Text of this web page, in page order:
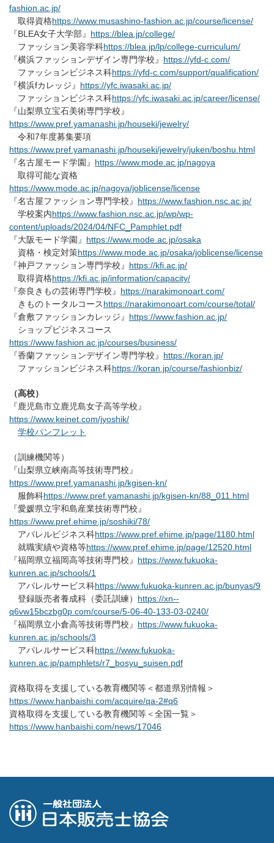
fashion.ac.jp/
取得資格https://www.musashino-fashion.ac.jp/course/license/
『BLEA女子大学部』 https://blea.jp/college/
ファッション美容学科https://blea.jp/lp/college-curriculum/
『横浜ファッションデザイン専門学校』 https://yfd-c.com/
ファッションビジネス科https://yfd-c.com/support/qualification/
『横浜fカレッジ』 https://yfc.iwasaki.ac.jp/
ファッションビジネス科https://yfc.iwasaki.ac.jp/career/license/
『山梨県立宝石美術専門学校』
https://www.pref.yamanashi.jp/houseki/jewelry/
令和7年度募集要項
https://www.pref.yamanashi.jp/houseki/jewelry/juken/boshu.html
『名古屋モード学園』 https://www.mode.ac.jp/nagoya
取得可能な資格
https://www.mode.ac.jp/nagoya/joblicense/license
『名古屋ファッション専門学校』 https://www.fashion.nsc.ac.jp/
学校案内https://www.fashion.nsc.ac.jp/wp/wp-
content/uploads/2024/04/NFC_Pamphlet.pdf
『大阪モード学園』 https://www.mode.ac.jp/osaka
資格・検定対策https://www.mode.ac.jp/osaka/joblicense/license
『神戸ファッション専門学校』 https://kfi.ac.jp/
取得資格https://kfi.ac.jp/information/capacity/
『奈良きもの芸術専門学校』 https://narakimonoart.com/
きものトータルコースhttps://narakimonoart.com/course/total/
『倉敷ファッションカレッジ』 https://www.fashion.ac.jp/
ショップビジネスコース
https://www.fashion.ac.jp/courses/business/
『香蘭ファッションデザイン専門学校』 https://koran.jp/
ファッションビジネス科https://koran.jp/course/fashionbiz/
（高校）
『鹿児島市立鹿児島女子高等学校』
https://www.keinet.com/jyoshik/
学校パンフレット
（訓練機関等）
『山梨県立峡南高等技術専門校』
https://www.pref.yamanashi.jp/kgisen-kn/
服飾科https://www.pref.yamanashi.jp/kgisen-kn/88_011.html
『愛媛県立宇和島産業技術専門校』
https://www.pref.ehime.jp/soshiki/78/
アパレルビジネス科https://www.pref.ehime.jp/page/1180.html
就職実績や資格等https://www.pref.ehime.jp/page/12520.html
『福岡県立福岡高等技術専門校』 https://www.fukuoka-
kunren.ac.jp/schools/1
アパレルサービス科https://www.fukuoka-kunren.ac.jp/bunyas/9
登録販売者養成科（委託訓練） https://xn--
q6vw15bczbg0p.com/course/5-06-40-133-03-0240/
『福岡県立小倉高等技術専門校』 https://www.fukuoka-
kunren.ac.jp/schools/3
アパレルサービス科https://www.fukuoka-
kunren.ac.jp/pamphlets/r7_bosyu_suisen.pdf
資格取得を支援している教育機関等＜都道県別情報＞
https://www.hanbaishi.com/acquire/qa-2#q6
資格取得を支援している教育機関等＜全国一覧＞
https://www.hanbaishi.com/news/17046